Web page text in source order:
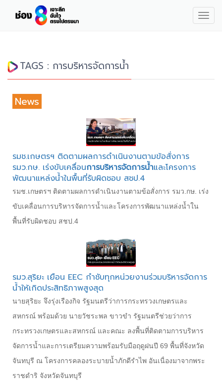
TAGS : การบริหารจัดการน้ำ
News
รมช.เกษตรฯ ติดตามผลการดำเนินงานตามข้อสั่งการ
รมว.กษ. เร่งขับเคลื่อนการบริหารจัดการน้ำและโครงการ
พัฒนาแหล่งน้ำในพื้นที่รับผิดชอบ สชป.4
รมช.เกษตรฯ ติดตามผลการดำเนินงานตามข้อสั่งการ รมว.กษ. เร่ง
ขับเคลื่อนการบริหารจัดการน้ำและโครงการพัฒนาแหล่งน้ำใน
พื้นที่รับผิดชอบ สชป.4
รมว.สุริยะ เยือน EEC กำชับทุกหน่วยงานร่วมบริหารจัดการ
น้ำให้เกิดประสิทธิภาพสูงสุด
นายสุริยะ จึงรุ่งเรืองกิจ รัฐมนตรีว่าการกระทรวงเกษตรและ
สหกรณ์ พร้อมด้วย นายวัชระพล ขาวขำ รัฐมนตรีช่วยว่าการ
กระทรวงเกษตรและสหกรณ์ และคณะ ลงพื้นที่ติดตามการบริหาร
จัดการน้ำและการเตรียมความพร้อมรับมือฤดูฝนปี 69 พื้นที่จังหวัด
จันทบุรี ณ โครงการคลองระบายน้ำภักดีรำไพ อันเนื่องมาจากพระ
ราชดำริ จังหวัดจันทบุรี